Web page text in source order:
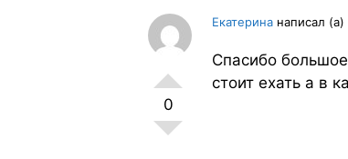
0
Екатерина написал (а)
Спасибо
стоит ехать а в